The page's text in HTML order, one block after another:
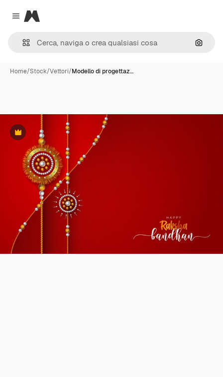
Close menu
Magnific
Cerca
Home/Stock/Vettori/Modello di progettaz…
Premium